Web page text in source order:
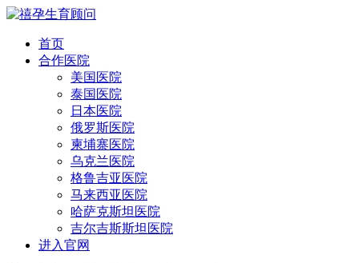
首页
合作医院
美国医院
泰国医院
日本医院
俄罗斯医院
柬埔寨医院
乌克兰医院
格鲁吉亚医院
马来西亚医院
哈萨克斯坦医院
吉尔吉斯斯坦医院
进入官网